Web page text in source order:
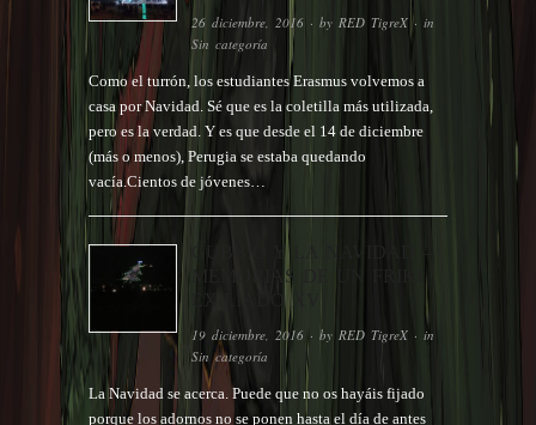
26 diciembre, 2016 · by RED TigreX · in
Sin categoría
Como el turrón, los estudiantes Erasmus volvemos a
casa por Navidad. Sé que es la coletilla más utilizada,
pero es la verdad. Y es que desde el 14 de diciembre
(más o menos), Perugia se estaba quedando
vacía.Cientos de jóvenes…
GUBBIO Y LA NAVIDAD –
MEMORIAS DE UN FRIKI
EXILIADO XV
19 diciembre, 2016 · by RED TigreX · in
Sin categoría
La Navidad se acerca. Puede que no os hayáis fijado
porque los adornos no se ponen hasta el día de antes